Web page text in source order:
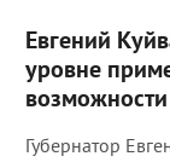
Евгений
уровне
Губернатор